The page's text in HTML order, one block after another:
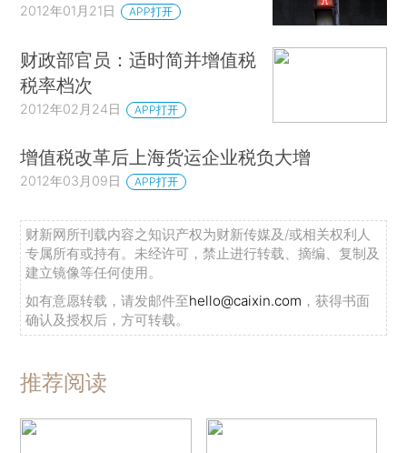
2012年01月21日 APP打开
财政部官员：适时简并增值税
税率档次
2012年02月24日 APP打开
增值税改革后上海货运企业税负大增
2012年03月09日 APP打开
财新网所刊载内容之知识产权为财新传媒及/或相关权利人
专属所有或持有。未经许可，禁止进行转载、摘编、复制及
建立镜像等任何使用。
如有意愿转载，请发邮件至hello@caixin.com ，获得书面
确认及授权后，方可转载。
推荐阅读